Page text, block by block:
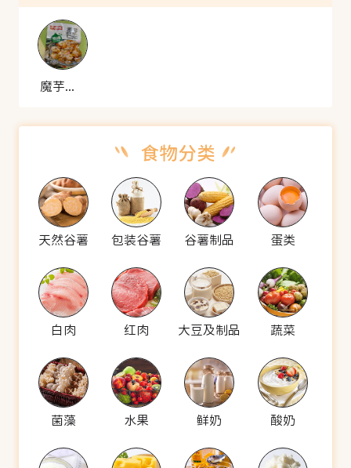
魔芋素虾仁 魔芋虾仁
天然谷薯 包装谷薯 谷薯制品 蛋类
白肉 红肉 大豆及制品 蔬菜
菌藻 水果 鲜奶 酸奶